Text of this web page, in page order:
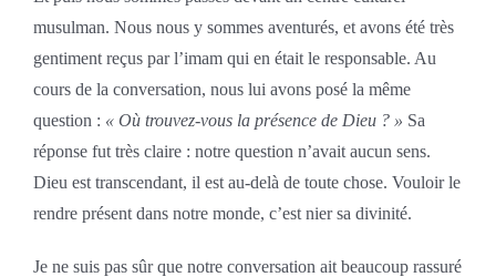
musulman. Nous nous y sommes aventurés, et avons été très
gentiment reçus par l’imam qui en était le responsable. Au
cours de la conversation, nous lui avons posé la même
question : « Où trouvez-vous la présence de Dieu ? » Sa
réponse fut très claire : notre question n’avait aucun sens.
Dieu est transcendant, il est au-delà de toute chose. Vouloir le
rendre présent dans notre monde, c’est nier sa divinité.
Je ne suis pas sûr que notre conversation ait beaucoup rassuré